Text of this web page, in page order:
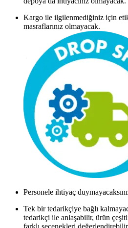
Kargo ile ilgilenmediğiniz için
masraflarınız olmayacak.
Personele ihtiyaç
Tek bir tedarikçiye bağlı
tedarikçi ile anlaşabilir, ürün
farklı seçenekleri